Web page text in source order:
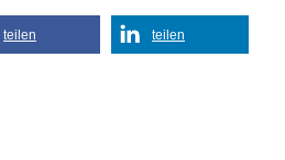
teilen teilen